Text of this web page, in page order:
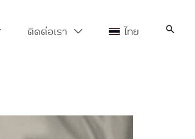
ติดต่อเรา ไทย Search